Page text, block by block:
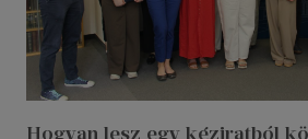
Hogyan lesz egy kéziratból